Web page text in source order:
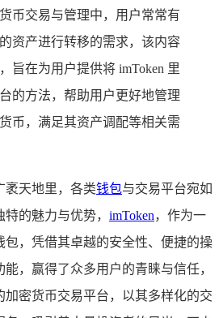
币交易与管理中，用户常常有
资产进行转移的需求，该内容
旨在为用户提供将 imToken 里
的方法，帮助用户更好地管理
币，满足其资产调配等相关需
袤天地里，各类钱包与交易平台宛如
的魅力与优势， imToken，作为一
包，凭借其卓越的安全性、便捷的操
，赢得了众多用户的青睐与信任，
加密货币交易平台，以其多样化的交